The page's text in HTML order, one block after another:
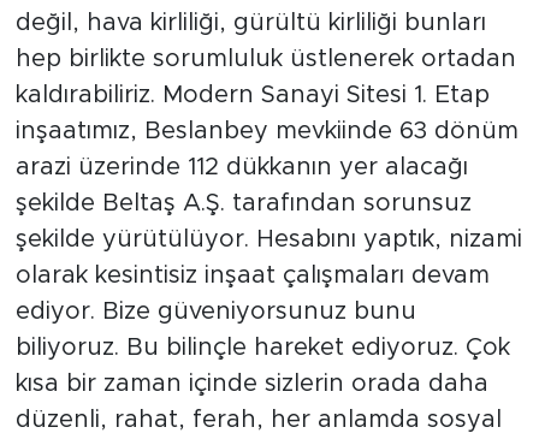
değil, hava kirliliği, gürültü kirliliği bunları
hep birlikte sorumluluk üstlenerek ortadan
kaldırabiliriz. Modern Sanayi Sitesi 1. Etap
inşaatımız, Beslanbey mevkiinde 63 dönüm
arazi üzerinde 112 dükkanın yer alacağı
şekilde Beltaş A.Ş. tarafından sorunsuz
şekilde yürütülüyor. Hesabını yaptık, nizami
olarak kesintisiz inşaat çalışmaları devam
ediyor. Bize güveniyorsunuz bunu
biliyoruz. Bu bilinçle hareket ediyoruz. Çok
kısa bir zaman içinde sizlerin orada daha
düzenli, rahat, ferah, her anlamda sosyal